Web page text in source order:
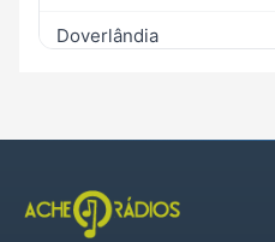
Doverlândia
Montividiu